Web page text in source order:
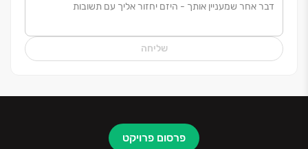
היושרה והמצוינות והניסיון המקצועי העשיר מאפשר לספק
שימת דגש על שירות ואיכות עמידה בזמנים והצבת הלקוח
בראש סדר העדיפויות. שילוב של חזון, ערכים, ניהול מקצועי
שליחה
פרסום פרויקט